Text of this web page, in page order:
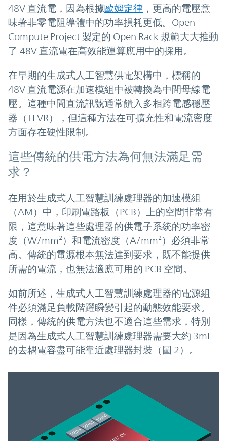
48V 直流電，因為根據歐姆定律 ，更高的電壓意
味著非零電阻導體中的功率損耗更低。Open
Compute Project 製定的 Open Rack 規範大大推動
了 48V 直流電在高效能運算應用中的採用。
在早期的生成式人工智慧供電架構中，標稱的
48V 直流電源在加速模組中被轉換為中間母線電
壓。這種中間直流訊號通常饋入多相跨電感穩壓
器（TLVR），但這種方法在可擴充性和電流密度
方面存在硬性限制。
這些傳統的供電方法為何無法滿足需
求？
在用於生成式人工智慧訓練處理器的加速模組
（AM）中，印刷電路板（PCB）上的空間非常有
限，這意味著這些處理器的供電子系統的功率密
度（W/mm²）和電流密度（A/mm²）必須非常
高。傳統的電源根本無法達到要求，既不能提供
所需的電流，也無法適應可用的 PCB 空間。
如前所述，生成式人工智慧訓練處理器的電源組
件必須滿足負載階躍瞬變引起的動態效能要求。
同樣，傳統的供電方法也不適合這些需求，特別
是因為生成式人工智慧訓練處理器需要大約 3mF
的去耦電容盡可能靠近處理器封裝（圖 2）。